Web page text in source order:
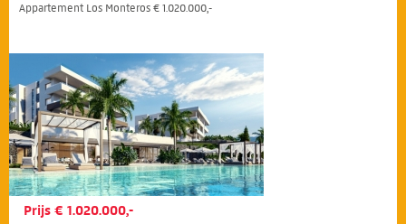
Appartement Los Monteros € 1.020.000,-
Prijs € 1.020.000,-